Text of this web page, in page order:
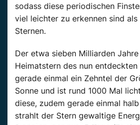
sodass diese periodischen
viel leichter zu erkennen sind
Sternen.
Der etwa sieben Milliarden
Heimatstern des nun entdeckten
gerade einmal ein Zehntel der
Sonne und ist rund 1000 Mal
diese, zudem gerade einmal
strahlt der Stern gewaltige